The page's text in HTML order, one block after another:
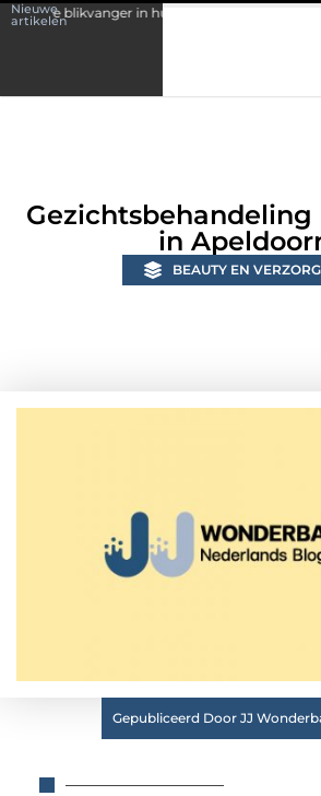
Nieuwe
artikelen
in huis Wonen in een karakteristieke
in
BEAUTY EN
Gepubliceerd Door JJ